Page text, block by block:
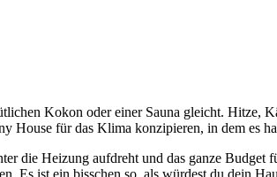
Kokon oder einer Sauna gleicht. Hitze,
House für das Klima konzipieren, in dem es
die Heizung aufdreht und das ganze Budget
Es ist ein bisschen so, als würdest du dein